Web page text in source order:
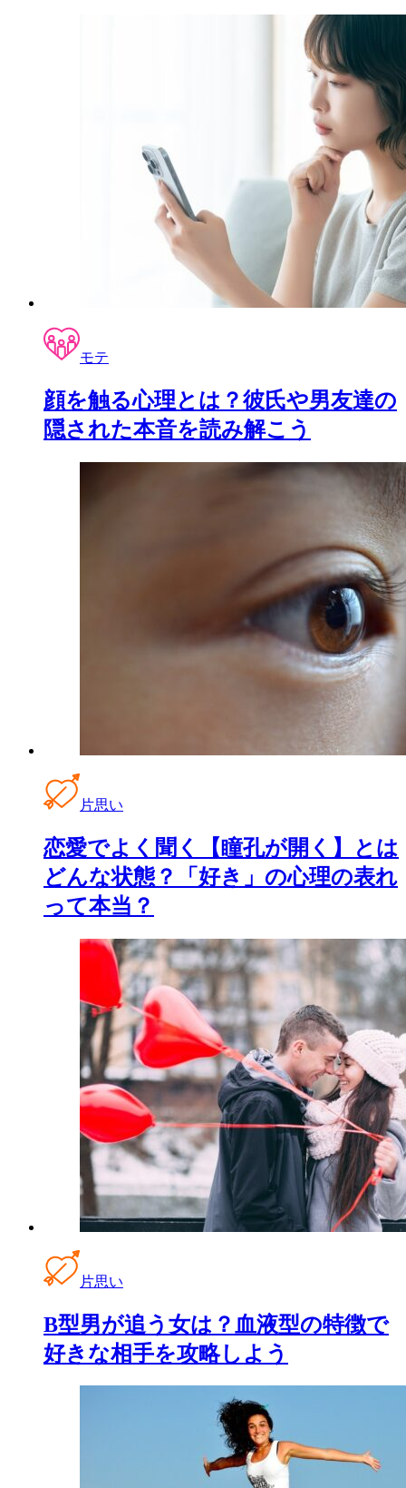
モテ
顔を触る心理とは？彼氏や男友達の
隠された本音を読み解こう
片思い
恋愛でよく聞く【瞳孔が開く】とは
どんな状態？「好き」の心理の表れ
って本当？
片思い
B型男が追う女は？血液型の特徴で
好きな相手を攻略しよう